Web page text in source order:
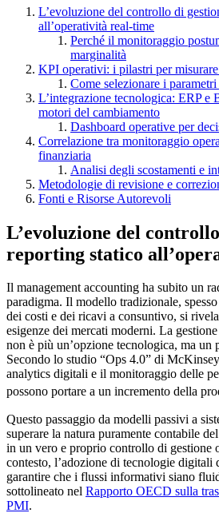
L’evoluzione del controllo di
all’operatività real-time
Perché il monitoraggio
marginalità
KPI operativi: i pilastri per
Come selezionare i
L’integrazione tecnologica: ERP e
motori del cambiamento
Dashboard operative per
Correlazione tra monitoraggio
finanziaria
Analisi degli scostamenti e
Metodologie di revisione e
Fonti e Risorse Autorevoli
L’evoluzione del
reporting statico
Il management accounting ha subito un
paradigma. Il modello tradizionale,
dei costi e dei ricavi a consuntivo, si
esigenze dei mercati moderni. La
non è più un’opzione tecnologica, ma un
Secondo lo studio “Ops 4.0” di
analytics digitali e il monitoraggio delle
possono portare a un incremento della
Questo passaggio da modelli passivi a
superare la natura puramente contabile
in un vero e proprio controllo di gestione
contesto, l’adozione di tecnologie digitali
garantire che i flussi informativi siano
sottolineato nel Rapporto OECD sulla
PMI.